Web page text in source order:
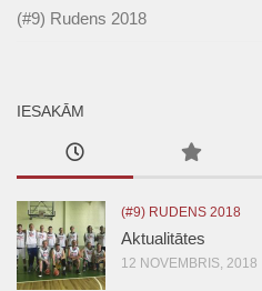
(#9) Rudens 2018
IESAKĀM
(#9) RUDENS 2018
Aktualitātes
12 NOVEMBRIS, 2018